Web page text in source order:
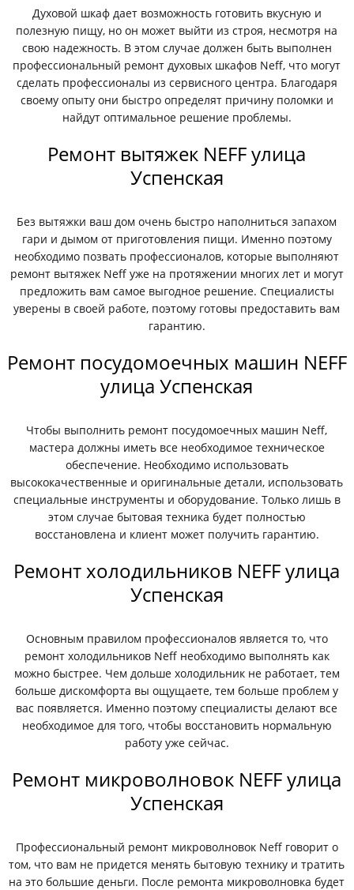
Духовой шкаф дает возможность готовить вкусную и
полезную пищу, но он может выйти из строя, несмотря на
свою надежность. В этом случае должен быть выполнен
профессиональный ремонт духовых шкафов Neff, что могут
сделать профессионалы из сервисного центра. Благодаря
своему опыту они быстро определят причину поломки и
найдут оптимальное решение проблемы.
Ремонт вытяжек NEFF улица
Успенская
Без вытяжки ваш дом очень быстро наполниться запахом
гари и дымом от приготовления пищи. Именно поэтому
необходимо позвать профессионалов, которые выполняют
ремонт вытяжек Neff уже на протяжении многих лет и могут
предложить вам самое выгодное решение. Специалисты
уверены в своей работе, поэтому готовы предоставить вам
гарантию.
Ремонт посудомоечных машин NEFF
улица Успенская
Чтобы выполнить ремонт посудомоечных машин Neff,
мастера должны иметь все необходимое техническое
обеспечение. Необходимо использовать
высококачественные и оригинальные детали, использовать
специальные инструменты и оборудование. Только лишь в
этом случае бытовая техника будет полностью
восстановлена и клиент может получить гарантию.
Ремонт холодильников NEFF улица
Успенская
Основным правилом профессионалов является то, что
ремонт холодильников Neff необходимо выполнять как
можно быстрее. Чем дольше холодильник не работает, тем
больше дискомфорта вы ощущаете, тем больше проблем у
вас появляется. Именно поэтому специалисты делают все
необходимое для того, чтобы восстановить нормальную
работу уже сейчас.
Ремонт микроволновок NEFF улица
Успенская
Профессиональный ремонт микроволновок Neff говорит о
том, что вам не придется менять бытовую технику и тратить
на это большие деньги. После ремонта микроволновка будет